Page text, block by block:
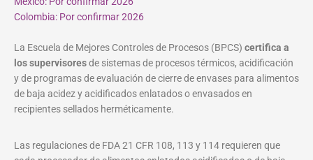
Colombia: Por confirmar 2026
La Escuela de Mejores Controles de Procesos (BPCS) certifica a
los supervisoresde sistemas de procesos térmicos, acidificación
y de programas de evaluación de cierre de envases para alimentos
de baja acidez y acidificados enlatados o envasados en
recipientes sellados herméticamente.
Las regulaciones de FDA 21 CFR 108, 113 y 114 requieren que